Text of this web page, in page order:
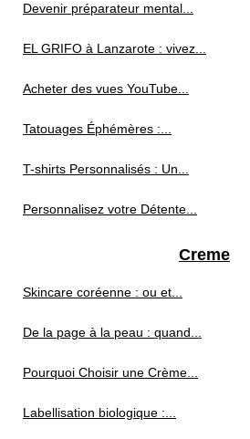
Devenir préparateur mental...
EL GRIFO à Lanzarote : vivez...
Acheter des vues YouTube...
Tatouages Éphémères :...
T-shirts Personnalisés : Un...
Personnalisez votre Détente...
Creme
Skincare coréenne : ou et...
De la page à la peau : quand...
Pourquoi Choisir une Crème...
Labellisation biologique :...